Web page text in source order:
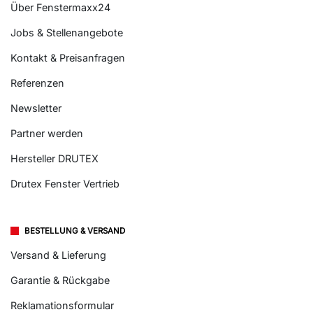
Über Fenstermaxx24
Jobs & Stellenangebote
Kontakt & Preisanfragen
Referenzen
Newsletter
Partner werden
Hersteller DRUTEX
Drutex Fenster Vertrieb
BESTELLUNG & VERSAND
Versand & Lieferung
Garantie & Rückgabe
Reklamationsformular